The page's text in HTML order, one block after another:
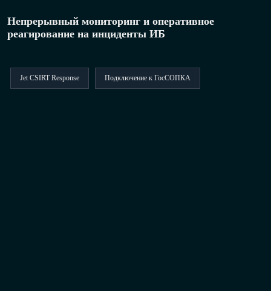
Непрерывный мониторинг и оперативное
реагирование на инциденты ИБ
Jet CSIRT Response Подключение к ГосСОПКА